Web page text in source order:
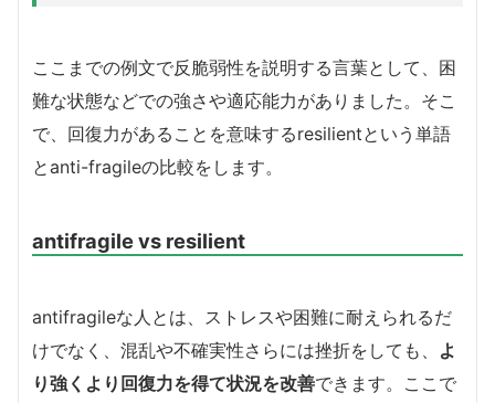
ここまでの例文で反脆弱性を説明する言葉として、困
難な状態などでの強さや適応能力がありました。そこ
で、回復力があることを意味するresilientという単語
とanti-fragileの比較をします。
antifragile vs resilient
antifragileな人とは、ストレスや困難に耐えられるだ
けでなく、混乱や不確実性さらには挫折をしても、 よ
り強くより回復力を得て状況を改善できます。ここで